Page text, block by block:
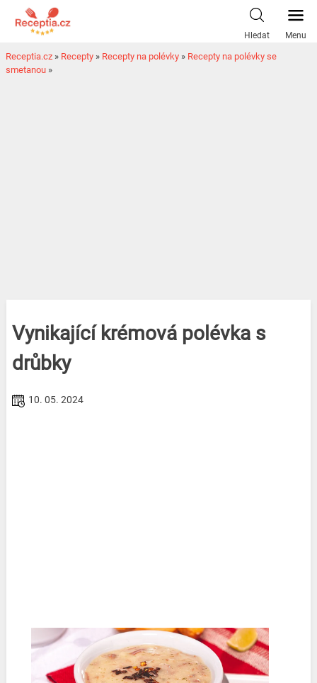
Hledat Menu
Receptia.cz » Recepty » Recepty na polévky » Recepty na polévky se
smetanou »
Vynikající krémová polévka s
drůbky
10. 05. 2024